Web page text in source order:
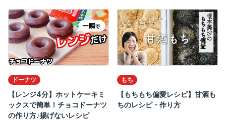
ドーナツ
【レンジ4分】ホットケーキミ
ックスで簡単！チョコドーナツ
の作り方♪揚げないレシピ
もち
【もちもち偏愛レシピ】甘酒も
ちのレシピ・作り方